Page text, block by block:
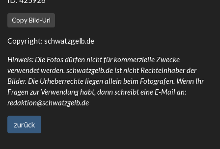
Copy Bild-Url
Copyright: schwatzgelb.de
Hinweis: Die Fotos dürfen nicht für kommerzielle Zwecke
verwendet werden. schwatzgelb.de ist nicht Rechteinhaber der
Bilder. Die Urheberrechte liegen allein beim Fotografen. Wenn Ihr
Fragen zur Verwendung habt, dann schreibt eine E-Mail an:
redaktion@schwatzgelb.de
zurück